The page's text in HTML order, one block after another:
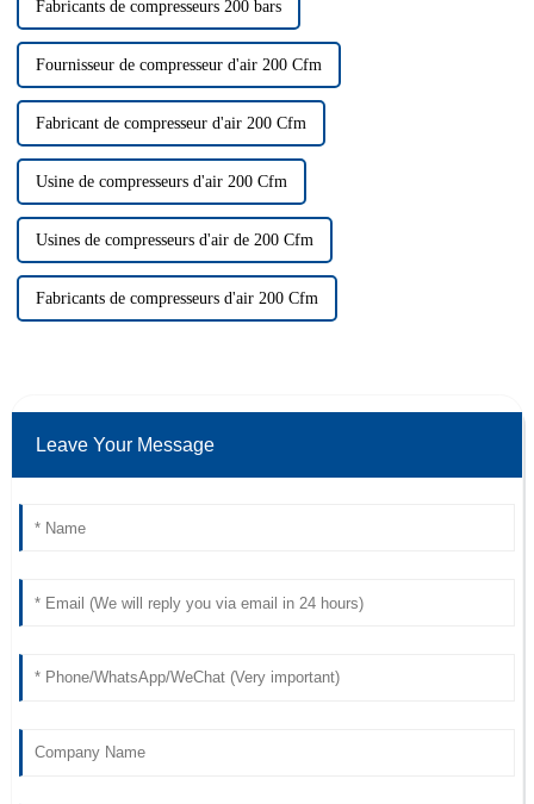
Fabricants de compresseurs 200 bars
Fournisseur de compresseur d'air 200 Cfm
Fabricant de compresseur d'air 200 Cfm
Usine de compresseurs d'air 200 Cfm
Usines de compresseurs d'air de 200 Cfm
Fabricants de compresseurs d'air 200 Cfm
Leave Your Message